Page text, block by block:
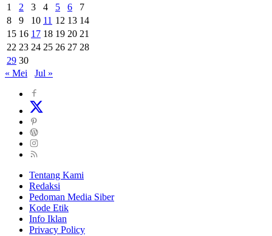
1
2 3 4 5 6
7
8
9 10 11 12 13 14
15 16 17 18 19 20 21
22 23 24 25 26 27 28
29 30
« Mei
Jul »
Tentang Kami
Redaksi
Pedoman Media Siber
Kode Etik
Info Iklan
Privacy Policy